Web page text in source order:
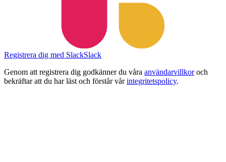
Registrera dig med SlackSlack
Genom att registrera dig godkänner du våra användarvillkoroch
bekräftar att du har läst och förstår vårintegritetspolicy.